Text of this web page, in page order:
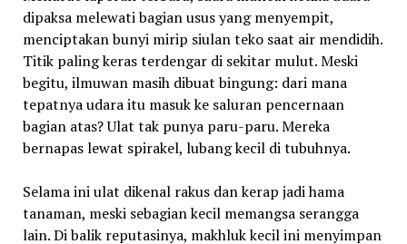
dipaksa melewati bagian usus yang menyempit,
menciptakan bunyi mirip siulan teko saat air mendidih.
Titik paling keras terdengar di sekitar mulut. Meski
begitu, ilmuwan masih dibuat bingung: dari mana
tepatnya udara itu masuk ke saluran pencernaan
bagian atas? Ulat tak punya paru-paru. Mereka
bernapas lewat spirakel, lubang kecil di tubuhnya.
Selama ini ulat dikenal rakus dan kerap jadi hama
tanaman, meski sebagian kecil memangsa serangga
lain. Di balik reputasinya, makhluk kecil ini menyimpan